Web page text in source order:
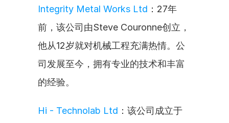
Integrity Metal Works Ltd ：27年
前，该公司由Steve Couronne创立，
他从12岁就对机械工程充满热情。公
司发展至今，拥有专业的技术和丰富
的经验。
Hi - Technolab Ltd ：该公司成立于